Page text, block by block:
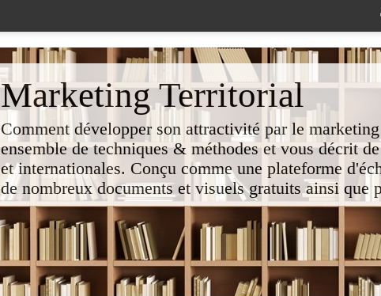
Marketing Territorial
Comment développer son attractivité par le
ensemble de techniques & méthodes et vous décrit
et internationales. Conçu comme une plateforme
de nombreux documents et visuels gratuits ainsi que